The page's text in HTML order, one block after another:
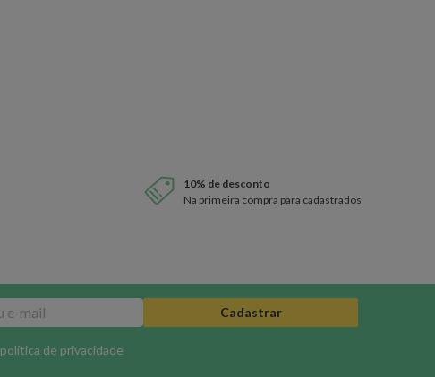
10% de desconto
Na primeira compra para cadastrados
Cadastrar
política de privacidade